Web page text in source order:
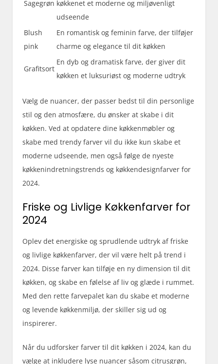
Sagegrøn køkkenet et moderne og miljøvenligt
udseende
Blush
pink
En romantisk og feminin farve, der tilføjer
charme og elegance til dit køkken
Grafitsort
En dyb og dramatisk farve, der giver dit
køkken et luksuriøst og moderne udtryk
Vælg de nuancer, der passer bedst til din personlige
stil og den atmosfære, du ønsker at skabe i dit
køkken. Ved at opdatere dine køkkenmøbler og
skabe med trendy farver vil du ikke kun skabe et
moderne udseende, men også følge de nyeste
køkkenindretningstrends og køkkendesignfarver for
2024.
Friske og Livlige Køkkenfarver for
2024
Oplev det energiske og sprudlende udtryk af friske
og livlige køkkenfarver, der vil være helt på trend i
2024. Disse farver kan tilføje en ny dimension til dit
køkken, og skabe en følelse af liv og glæde i rummet.
Med den rette farvepalet kan du skabe et moderne
og levende køkkenmiljø, der skiller sig ud og
inspirerer.
Når du udforsker farver til dit køkken i 2024, kan du
vælge at inkludere lyse nuancer såsom citrusgrøn,